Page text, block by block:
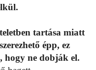
tartása miatt
épp, ez
hogy ne dobják el.